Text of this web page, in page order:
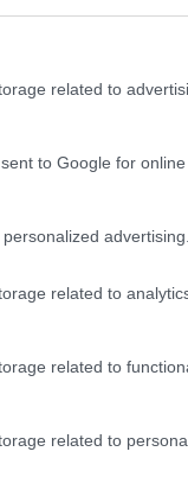
related to
to Google for
advertising.
related to
related to
related to
torno de
tendência é
buscando
entrada simplificada
dessa busca?
a dependência
da Ouro Preto
para os
a ideia de que a
externos. Você